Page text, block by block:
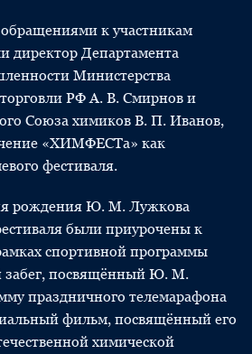
к участникам
директор Департамента
Министерства
РФ А. В. Смирнов и
Союза химиков В. П. Иванов,
«ХИМФЕСТа» как
фестиваля.
рождения Ю. М. Лужкова
были приурочены к
спортивной программы
забег, посвящённый Ю. М.
праздничного телемарафона
фильм, посвящённый его
химической